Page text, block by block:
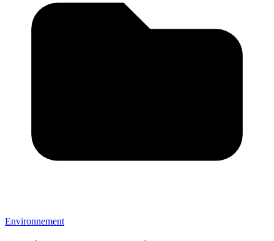
Environnement